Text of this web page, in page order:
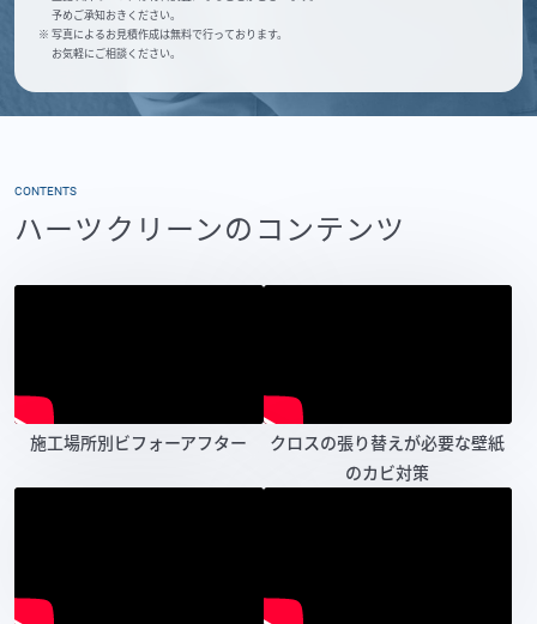
予めご承知おきください。
※ 写真によるお見積作成は無料で行っております。
お気軽にご相談ください。
CONTENTS
ハーツクリーンのコンテンツ
施工場所別ビフォーアフター
クロスの張り替えが必要な壁紙
のカビ対策